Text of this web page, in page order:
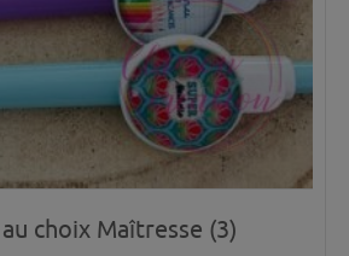
choix Maîtresse (3)